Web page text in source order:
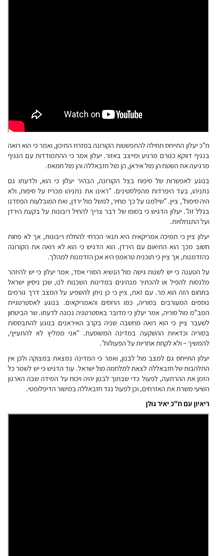
ח"כ יעלון התייחס תחילה להתפשטות הקורונה במזרח התיכון, ואמר כי הוא רואה
בנגיף דווקא כגורם מרגיע ומייצב באזור. יעלון אמר כי ההתמודדות עם הנגיף
מרגיעה את השטח הן מול איראן, הן מול חזבאללה והן מול חמאס.
בנוגע לאפשרות של סיפוח בצל הקורונה, הבהיר יעלון כי הוא, ולדעתו גם
נתניהו, בעד היפרדות מהפלסטינים. "ראינו את נתניהו מכריז על סיפוח, ולא
היה סיפוח", ציין. "שילמנו על כך מחיר, למשל מול ירדן, ואת המובלעות הפסדנו
בגלל זה". יעלון הדגיש כי בסופו של דבר צריך להחיל ריבונות על בקעת הירדן
ועל התנחלויות.
יעלון ציין כי תמיכה אמריקאית היא תנאי הכרחי להחלת ריבונות, אך לא פחות
חשוב מכך הוא התיאום עם הירדן. הוא הדגיש כי הוא לא רואה את הקורונה
כהזדמנות, אך ציין כי תוכנית טראמפ היא אכן הזדמנות למהלך.
על הטענה כי יש לשנות גישה מול הנשיא הסורי אסד, אמר יעלון כי יש להיזהר
מלנסות להפיל או להכתיר מנהיגים במדינות השכנות לנו, שכן ניסיון ישראל
בתחום הזה הוא מר. עם זאת, ציין כי כן ניתן להשפיע על המצב דרך גורמים
נוספים המעורבים בסוריה, כמו הרוסים והאמריקאים. בנוגע לאסטרטגיית
המב"מ מול סוריה, אמר יעלון כי מדובר באסטרטגיה נכונה לדעתו. שר הביטחון
לשעבר ציין כי הוא רואה מחשבה שניה בקרב האיראנים בנוגע להתבססות
בסוריה וכדאיות ההשקעה במדינה המשוסעת. "אני ממליץ לא להתעייף,
להמשיך – ולא לקחת אחריות על הפעולות".
יעלון התייחס גם למצב מול לבנון, ואמר כי המדינה נמצאת במצוקה ולכן אין
התלהבות של חזבאללה לצאת למלחמה מול ישראל. עוד הדגיש כי יש לשמר כל
הזמן את ההרתעה, לפעול כדי שבתוך לבנון יהיה ויכוח על המידה שבה הארגון
השיעי משרת את האזרחים, וכן לפעול נגד חזבאללה במישור הדיפלומטי.
ריאיון עם ח"כ יאיר גולן